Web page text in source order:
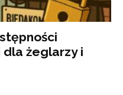
żeglarzy i